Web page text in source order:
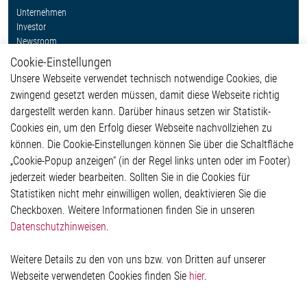
Unternehmen
Investor
Newsroom
Weitere Links
Glossar
Kontakt
Hinweisgeberschutzsystem
Impressum
Datenschutzerklärung
Cookie-Popup anzeigen
Elmos Semiconductor SE
Werkstättenstraße 18
Cookie-Einstellungen
Unsere Webseite verwendet technisch notwendige Cookies, die
zwingend gesetzt werden müssen, damit diese Webseite richtig
dargestellt werden kann. Darüber hinaus setzen wir Statistik-
Cookies ein, um den Erfolg dieser Webseite nachvollziehen zu
können. Die Cookie-Einstellungen können Sie über die Schaltfläche
„Cookie-Popup anzeigen“ (in der Regel links unten oder im Footer)
jederzeit wieder bearbeiten. Sollten Sie in die Cookies für
Statistiken nicht mehr einwilligen wollen, deaktivieren Sie die
Checkboxen. Weitere Informationen finden Sie in unseren
Datenschutzhinweisen.
Weitere Details zu den von uns bzw. von Dritten auf unserer
Webseite verwendeten Cookies finden Sie hier.